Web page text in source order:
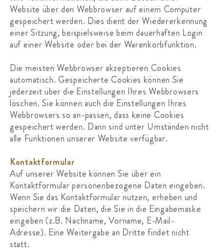
Website über den Webbrowser auf einem Computer
gespeichert werden. Dies dient der Wiedererkennung
einer Sitzung, beispielsweise beim dauerhaften Login
auf einer Website oder bei der Warenkorbfunktion.
Die meisten Webbrowser akzeptieren Cookies
automatisch. Gespeicherte Cookies können Sie
jederzeit über die Einstellungen Ihres Webbrowsers
löschen. Sie können auch die Einstellungen Ihres
Webbrowsers so an-passen, dass keine Cookies
gespeichert werden. Dann sind unter Umständen nicht
alle Funktionen unserer Website verfügbar.
Kontaktformular
Auf unserer Website können Sie über ein
Kontaktformular personenbezogene Daten eingeben.
Wenn Sie das Kontaktformular nutzen, erheben und
speichern wir die Daten, die Sie in die Eingabemaske
eingeben (z.B. Nachname, Vorname, E-Mail-
Adresse). Eine Weitergabe an Dritte findet nicht
statt.